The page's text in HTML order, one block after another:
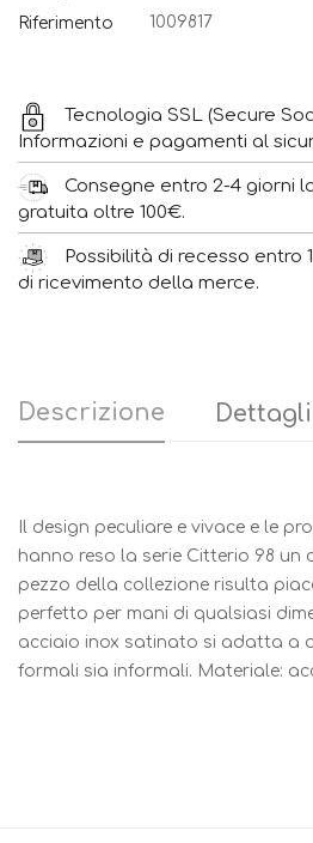
Riferimento
1009817
Tecnologia SSL (Secure
Informazioni e pagamenti al
Consegne entro 2-4 giorni
gratuita oltre 100€.
Possibilità di recesso entro
di ricevimento della merce.
Descrizione
Il design peculiare e vivace e le
hanno reso la serie Citterio 98 un
pezzo della collezione risulta
perfetto per mani di qualsiasi
acciaio inox satinato si adatta a
formali sia informali. Materiale: